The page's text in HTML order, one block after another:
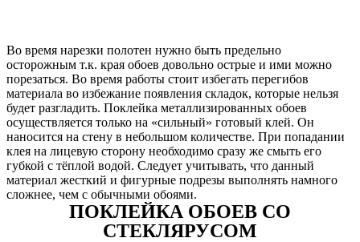
Во время нарезки полотен нужно быть предельно
осторожным т.к. края обоев довольно острые и ими можно
порезаться. Во время работы стоит избегать перегибов
материала во избежание появления складок, которые нельзя
будет разгладить. Поклейка металлизированных обоев
осуществляется только на «сильный» готовый клей. Он
наносится на стену в небольшом количестве. При попадании
клея на лицевую сторону необходимо сразу же смыть его
губкой с тёплой водой. Следует учитывать, что данный
материал жесткий и фигурные подрезы выполнять намного
сложнее, чем с обычными обоями.
ПОКЛЕЙКА ОБОЕВ СО
СТЕКЛЯРУСОМ